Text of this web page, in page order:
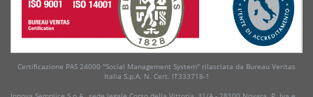
Certificazione PAS 24000 "Social Management System" rilasciata da Bureau Veritas
Italia S.p.A. N. Cert. IT333718-1